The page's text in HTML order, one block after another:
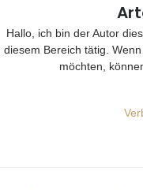
Hallo, ich bin der Autor
diesem Bereich tätig.
möchten,